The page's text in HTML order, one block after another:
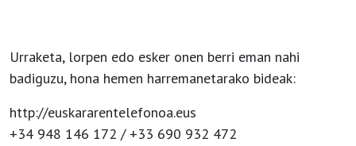
Urraketa, lorpen edo esker onen berri eman nahi
badiguzu, hona hemen harremanetarako bideak:
http://euskararentelefonoa.eus
+34 948 146 172 / +33 690 932 472